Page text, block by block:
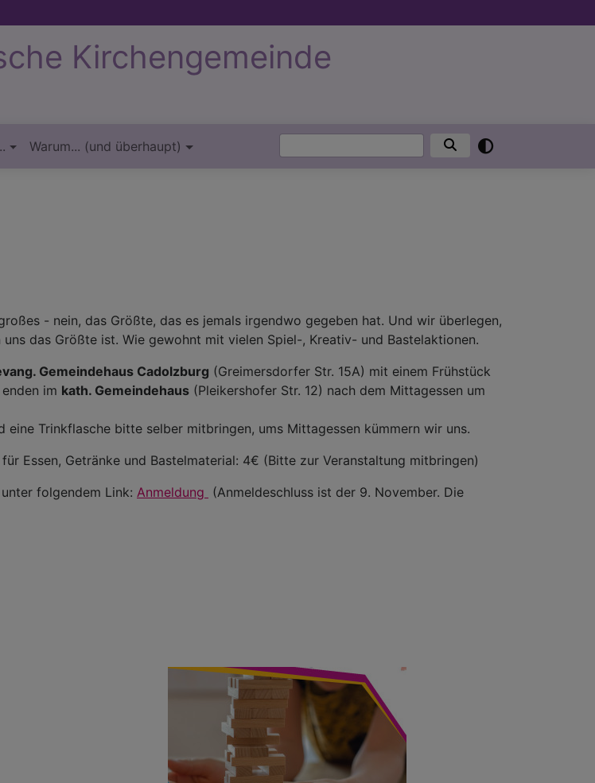
Kirchengemeinde
Warum... (und überhaupt) Suche
- nein, das Größte, das es jemals irgendwo gegeben hat. Und wir überlegen,
das Größte ist. Wie gewohnt mit vielen Spiel-, Kreativ- und Bastelaktionen.
Gemeindehaus Cadolzburg (Greimersdorfer Str. 15A) mit einem Frühstück
im kath. Gemeindehaus (Pleikershofer Str. 12) nach dem Mittagessen um
eine Trinkflasche bitte selber mitbringen, ums Mittagessen kümmern wir uns.
für Essen, Getränke und Bastelmaterial: 4€ (Bitte zur Veranstaltung mitbringen)
folgendem Link: Anmeldung (Anmeldeschluss ist der 9. November. Die